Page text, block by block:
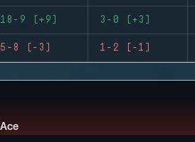
18-9 (+9) 3-0 (+3)
5-8 (-3) 1-2 (-1)